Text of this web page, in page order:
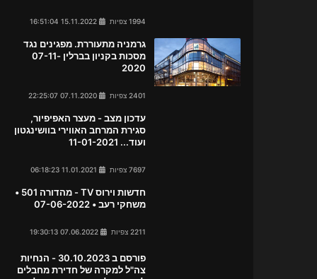
1994 צפיות
גרמניה מתעוררת. מפגינים נגד
מסכות בקניון בברלין 07-11-
2020
2401 צפיות
עדכון מצב - מעצר האפיפיור,
סגירת המרחב האווירי בוושינגטון
ועוד... 11-01-2021
7697 צפיות
חדשות וירוס TV - מהדורה 501 •
משחקי רעב • 07-06-2022
2211 צפיות
פורסם ב 30.10.2023 - הנחיות
צה"ל למקרה של חדירת מחבלים